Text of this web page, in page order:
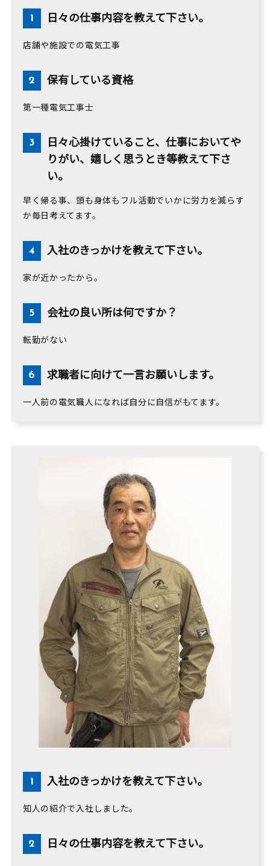
日々の仕事内容を教えて下さい。
店舗や施設での電気工事
保有している資格
第一種電気工事士
日々心掛けていること、仕事においてや
りがい、嬉しく思うとき等教えて下さ
い。
早く帰る事、頭も身体もフル活動でいかに労力を減らす
か毎日考えてます。
入社のきっかけを教えて下さい。
家が近かったから。
会社の良い所は何ですか？
転勤がない
求職者に向けて一言お願いします。
一人前の電気職人になれば自分に自信がもてます。
入社のきっかけを教えて下さい。
知人の紹介で入社しました。
日々の仕事内容を教えて下さい。